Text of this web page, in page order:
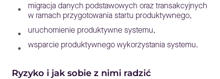
migracja danych podstawowych oraz transakcyjnych
w ramach przygotowania startu produktywnego,
uruchomienie produktywne systemu,
wsparcie produktywnego wykorzystania systemu.
Ryzyko i jak sobie z nimi radzić